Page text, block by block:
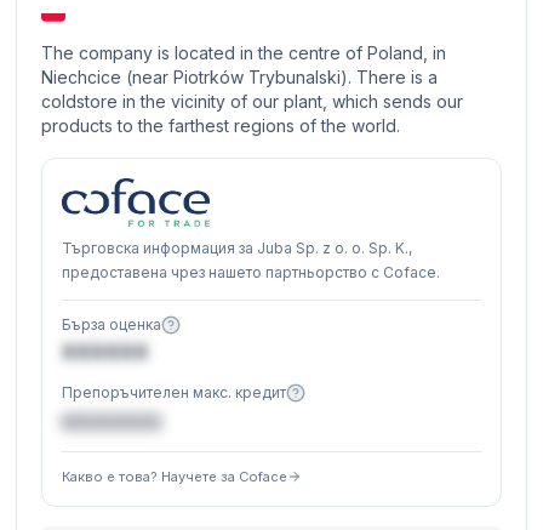
The company is located in the centre of Poland, in
Niechcice (near Piotrków Trybunalski). There is a
coldstore in the vicinity of our plant, which sends our
products to the farthest regions of the world.
Търговска информация за Juba Sp. z o. o. Sp. K.,
предоставена чрез нашето партньорство с Coface.
Бърза оценка
XXXXXX
Препоръчителен макс. кредит
€XXXXXX
Какво е това? Научете за Coface